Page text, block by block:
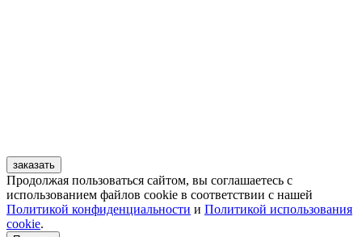
заказать
Продолжая пользоваться сайтом, вы соглашаетесь с
использованием файлов cookie в соответствии с нашей
Политикой конфиденциальности и Политикой использования
cookie.